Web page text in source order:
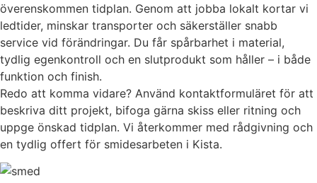
överenskommen tidplan. Genom att jobba lokalt kortar vi
ledtider, minskar transporter och säkerställer snabb
service vid förändringar. Du får spårbarhet i material,
tydlig egenkontroll och en slutprodukt som håller – i både
funktion och finish.
Redo att komma vidare? Använd kontaktformuläret för att
beskriva ditt projekt, bifoga gärna skiss eller ritning och
uppge önskad tidplan. Vi återkommer med rådgivning och
en tydlig offert för smidesarbeten i Kista.